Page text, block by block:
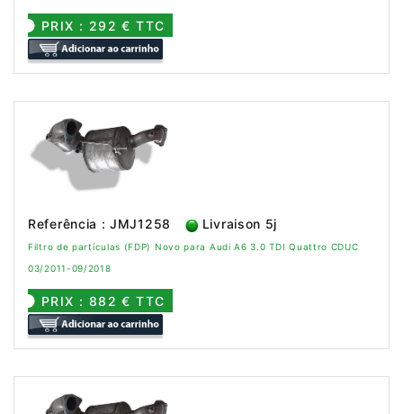
PRIX : 292 € TTC
Referência : JMJ1258 Livraison 5j
Filtro de partículas (FDP) Novo para Audi A6 3.0 TDI Quattro CDUC
03/2011-09/2018
PRIX : 882 € TTC